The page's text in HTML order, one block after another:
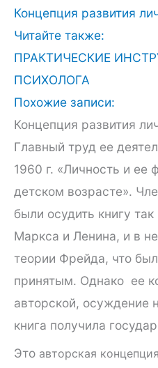
Концепция развития
Читайте также:
ПРАКТИЧЕСКИЕ
ПСИХОЛОГА
Похожие записи:
Концепция развития
Главный труд ее
1960 г. «Личность и ее
детском возрасте».
были осудить книгу
Маркса и Ленина, и в
теории Фрейда, что
принятым. Однако ее
авторской, осуждение
книга получила
Это авторская